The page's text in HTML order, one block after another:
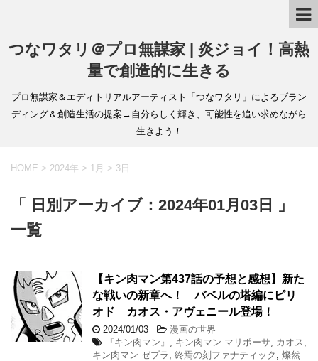
つなワタリ＠プロ無謀家 | 炎ジョイ！高熱
量で創造的に生きる
プロ無謀家＆エディトリアルアーティスト「つなワタリ」によるブラン
ディング＆創造生活の提案→自分らしく輝き、可能性を追い求めながら
生きよう！
HOME > 2024年 > 1月 > 3日
「 日別アーカイブ：2024年01月03日 」
一覧
【キン肉マン第437話の予想と感想】新た
な戦いの新章へ！ バベルの塔編にピリ
オド カオス・アヴェニール登場！
2024/01/03 -漫画の世界
『キン肉マン』
キン肉マン マリポーサ カオス
キン肉マン ゼブラ
終焉の刻ファナティック
燦然